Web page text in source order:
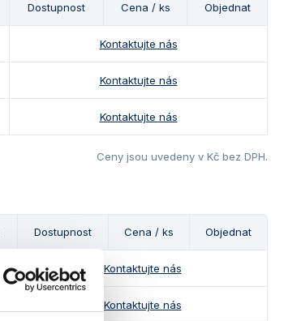
Dostupnost Cena / ks Objednat
Kontaktujte nás
Kontaktujte nás
Kontaktujte nás
Ceny jsou uvedeny v Kč bez DPH.
Dostupnost Cena / ks Objednat
Kontaktujte nás
Kontaktujte nás